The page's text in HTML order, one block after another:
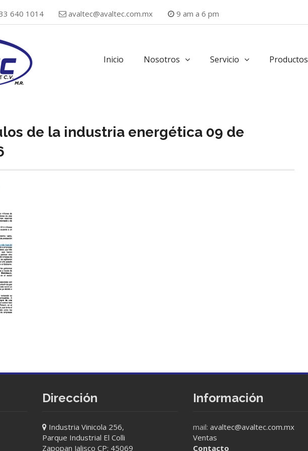
640 1014 avaltec@avaltec.com.mx 9 am a 6 pm
Inicio Nosotros Servicio Productos
de la industria energética 09 de
Dirección
Industria Vinicola 256,
Parque Industrial El Colli
Zapopan Jalisco CP: 45069
Información
mail: avaltec@avaltec.com.mx
Ventas
Contacto